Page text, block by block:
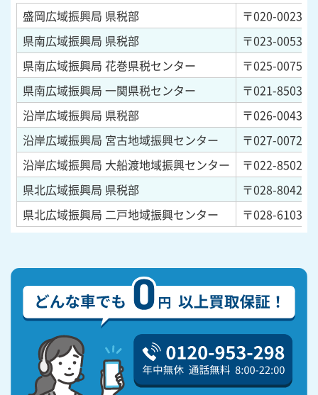
盛岡広域振興局 県税部 〒020-0023
県南広域振興局 県税部
〒023-0053
県南広域振興局 花巻県税センター
〒025-0075
県南広域振興局 一関県税センター
〒021-8503
沿岸広域振興局 県税部
〒026-0043
沿岸広域振興局 宮古地域振興センター
〒027-0072
沿岸広域振興局 大船渡地域振興センター
〒022-8502
県北広域振興局 県税部
〒028-8042
県北広域振興局 二戸地域振興センター
〒028-6103